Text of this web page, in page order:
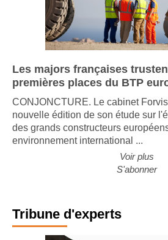
Les majors françaises
premières places du BTP
CONJONCTURE. Le cabinet
nouvelle édition de son étude sur
des grands constructeurs
Voir plus
Tribune d'experts